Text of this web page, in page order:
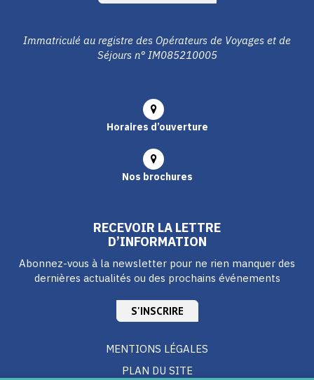
Immatriculé au registre des Opérateurs de Voyages et de
Séjours n° IM085210005
Horaires d’ouverture
Nos brochures
RECEVOIR LA LETTRE
D’INFORMATION
Abonnez-vous à la newsletter pour ne rien manquer des
dernières actualités ou des prochains événements
S'INSCRIRE
MENTIONS LÉGALES
PLAN DU SITE